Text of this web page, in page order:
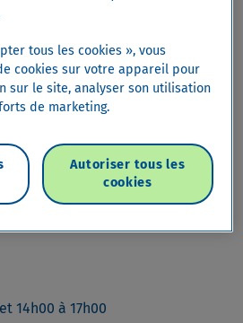
14h00 à 17h00
tous les cookies », vous
cookies sur votre appareil pour
sur le site, analyser son utilisation
de marketing.
Autoriser tous les
cookies